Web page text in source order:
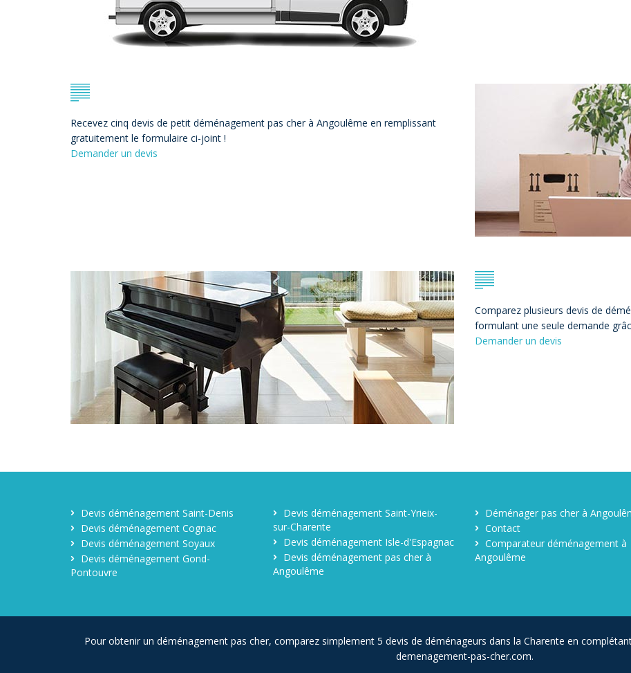
Recevez cinq devis de petit déménagement pas cher à Angoulême en remplissant
gratuitement le formulaire ci-joint !
Demander un devis
Comparez plusieurs devis de
formulant une seule demande
Demander un devis
Devis déménagement Saint-Denis
Devis déménagement Cognac
Devis déménagement Soyaux
Devis déménagement Gond-
Pontouvre
Devis déménagement Saint-Yrieix-
sur-Charente
Devis déménagement Isle-d'Espagnac
Devis déménagement pas cher à
Angoulême
Déménager pas cher à
Contact
Comparateur déménagement à
Angoulême
Pour obtenir un déménagement pas cher, comparez simplement 5 devis de déménageurs dans la Charente en
demenagement-pas-cher.com.